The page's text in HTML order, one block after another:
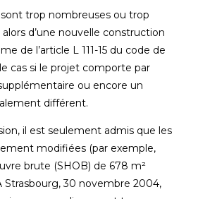
trop nombreuses ou trop
d’une nouvelle construction
de l’article L 111-15 du code de
cas si le projet comporte par
ou encore un
différent.
il est seulement admis que les
modifiées (par exemple,
brute (SHOB) de 678 m²
Strasbourg, 30 novembre 2004,